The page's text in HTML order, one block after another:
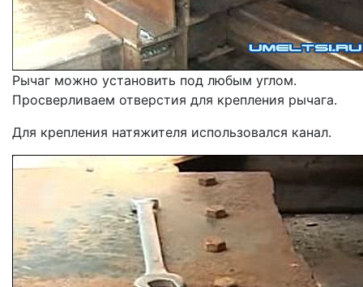
Рычаг можно установить под любым углом.
Просверливаем отверстия для крепления рычага.
Для крепления натяжителя использовался канал.